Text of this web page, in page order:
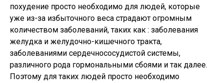
похудение просто необходимо для людей, которые
уже из-за избыточного веса страдают огромным
количеством заболеваний, таких как : заболевания
желудка и желудочно-кишечного тракта,
заболеваниями сердечнососудистой системы,
различного рода гормональными сбоями и так далее.
Поэтому для таких людей просто необходимо